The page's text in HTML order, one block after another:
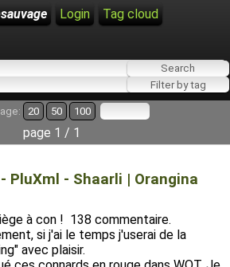
Login
Tag cloud
20 50 100
page 1 / 1
PluXml - Shaarli | Orangina
à con ! 138 commentaire.
si j'ai le temps j'userai de la
avec plaisir.